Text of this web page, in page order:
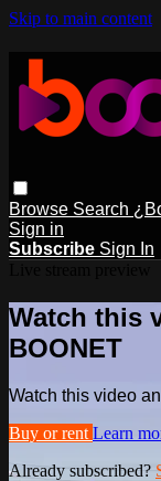
Skip to main content
Browse Search
Sign in
Subscribe Sign In
Watch this
BOONET
Watch this video
Buy or rent Learn
Already subscribed?